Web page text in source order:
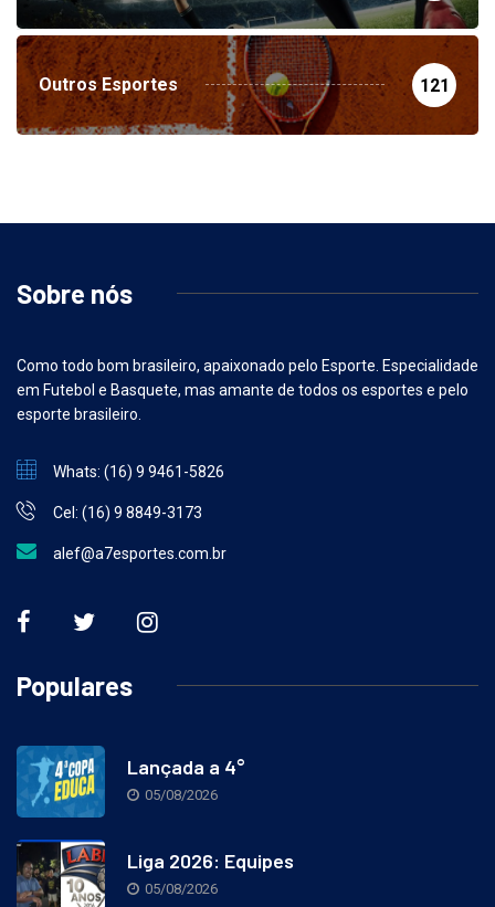
Outros Esportes 121
Sobre nós
Como todo bom brasileiro, apaixonado pelo Esporte. Especialidade
em Futebol e Basquete, mas amante de todos os esportes e pelo
esporte brasileiro.
Whats: (16) 9 9461-5826
Cel: (16) 9 8849-3173
alef@a7esportes.com.br
Populares
Lançada a 4°
05/08/2026
Liga 2026: Equipes
05/08/2026